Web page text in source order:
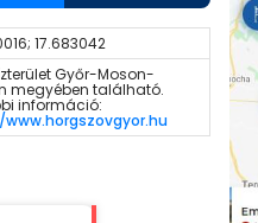
17.683042
Győr-Moson-
megyében található.
információ: